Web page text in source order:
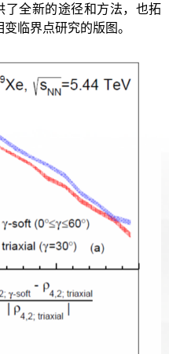
了全新的途径和方法，也拓
临界点研究的版图。